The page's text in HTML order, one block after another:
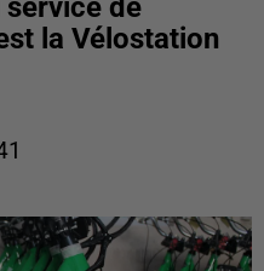
service de
la Vélostation